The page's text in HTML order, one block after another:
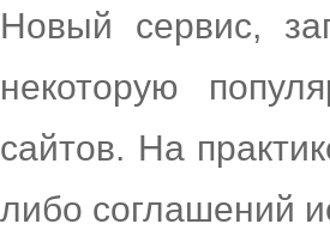
Новый сервис,
некоторую
сайтов. На
либо соглашений